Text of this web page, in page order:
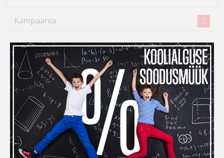
Kampaania
Inbank järelmaksuga ostes
maksad kauba eest alles
detsembris
Kui ihaldatud kaupade tellimiseks peaks raha nappima,
siisInbank järelmaksu abiga saad soovitud kauba
kohe kätte, aga maksma hakkad alles
detsembris!